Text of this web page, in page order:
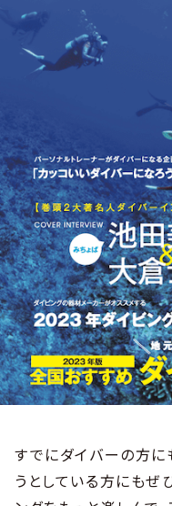
すでにダイバーの方に
うとしている方にもぜ